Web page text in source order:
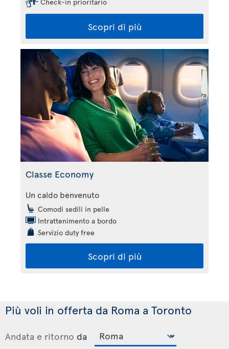
Check-in prioritario
Scopri di più
Classe Economy
Un caldo benvenuto
Comodi sedili in pelle
Intrattenimento a bordo
Servizio duty free
Scopri di più
Più voli in offerta da Roma a Toronto
Andata e ritorno da